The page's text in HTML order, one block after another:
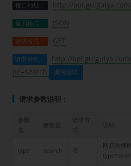
接口地址： http://
返回格式： JSON
请求方式： GET
请求示例：
http://
pe=search
调用测试
请求参数说明：
参数
名
参数值
请求方
式
说明
type search 否
网易热搜